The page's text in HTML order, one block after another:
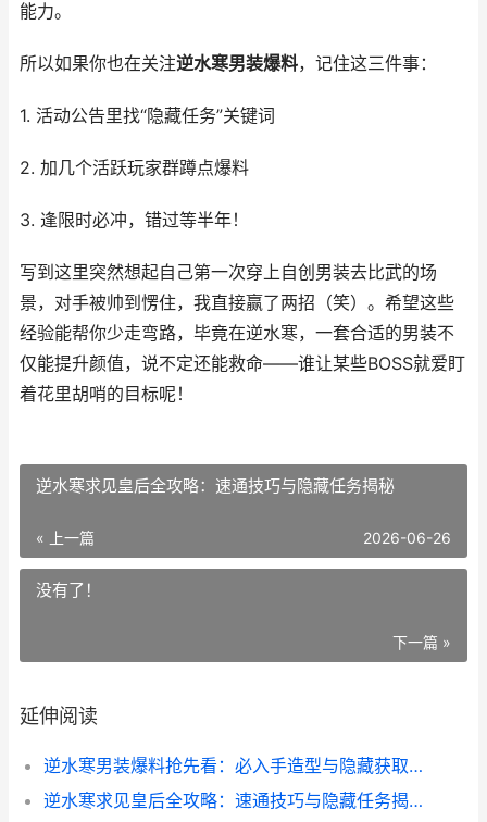
能力。
所以如果你也在关注逆水寒男装爆料，记住这三件事：
1. 活动公告里找“隐藏任务”关键词
2. 加几个活跃玩家群蹲点爆料
3. 逢限时必冲，错过等半年！
写到这里突然想起自己第一次穿上自创男装去比武的场
景，对手被帅到愣住，我直接赢了两招（笑）。希望这些
经验能帮你少走弯路，毕竟在逆水寒，一套合适的男装不
仅能提升颜值，说不定还能救命——谁让某些BOSS就爱盯
着花里胡哨的目标呢！
逆水寒求见皇后全攻略：速通技巧与隐藏任务揭秘
« 上一篇 2026-06-26
没有了！
下一篇 »
延伸阅读
逆水寒男装爆料抢先看：必入手造型与隐藏获取技巧
逆水寒求见皇后全攻略：速通技巧与隐藏任务揭秘